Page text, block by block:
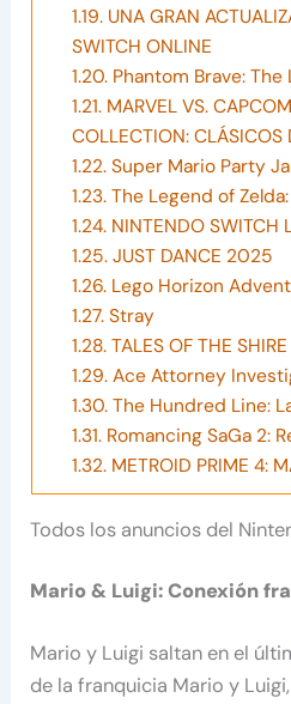
1.19.UNA GRAN
SWITCH ONLINE
1.20.Phantom Brave: The
1.21.MARVEL VS.
COLLECTION: CLÁSICOS
1.22.Super Mario Party
1.23.The Legend of
1.24.NINTENDO SWITCH
1.25.JUST DANCE 2025
1.26.Lego Horizon
1.27.Stray
1.28.TALES OF THE SHIRE
1.29.Ace Attorney
1.30.The Hundred Line:
1.31.Romancing SaGa 2:
1.32.METROID PRIME 4:
Todos los anuncios del
Mario & Luigi: Conexión
Mario y Luigi saltan en el
de la franquicia Mario y